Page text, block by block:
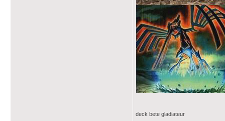
deck bete gladiateur